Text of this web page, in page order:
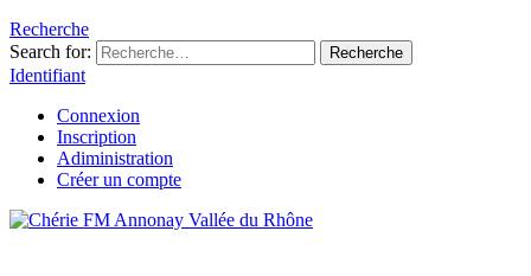
Recherche
Search for:
Recherche
Identifiant
Connexion
Inscription
Adiministration
Créer un compte